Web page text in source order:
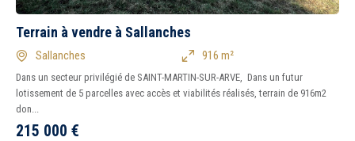
1 2 3 4 5 6 7 8
Terrain à vendre à Sallanches
Sallanches 916 m²
Dans un secteur privilégié de SAINT-MARTIN-SUR-ARVE, Dans un futur
lotissement de 5 parcelles avec accès et viabilités réalisés, terrain de 916m2
don...
215 000 €